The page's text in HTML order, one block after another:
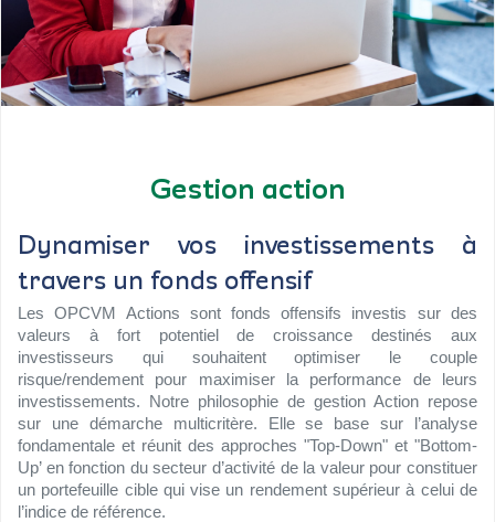
Gestion action
Dynamiser vos investissements à
travers un fonds offensif
Les OPCVM Actions sont fonds offensifs investis sur des
valeurs à fort potentiel de croissance destinés aux
investisseurs qui souhaitent optimiser le couple
risque/rendement pour maximiser la performance de leurs
investissements. Notre philosophie de gestion Action repose
sur une démarche multicritère. Elle se base sur l’analyse
fondamentale et réunit des approches "Top-Down" et "Bottom-
Up’ en fonction du secteur d’activité de la valeur pour constituer
un portefeuille cible qui vise un rendement supérieur à celui de
l’indice de référence.